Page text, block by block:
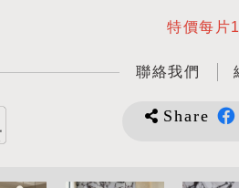
特價每片
聯絡我們
Share